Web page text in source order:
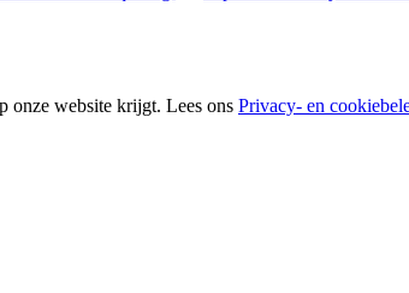
onze website krijgt. Lees ons Privacy- en